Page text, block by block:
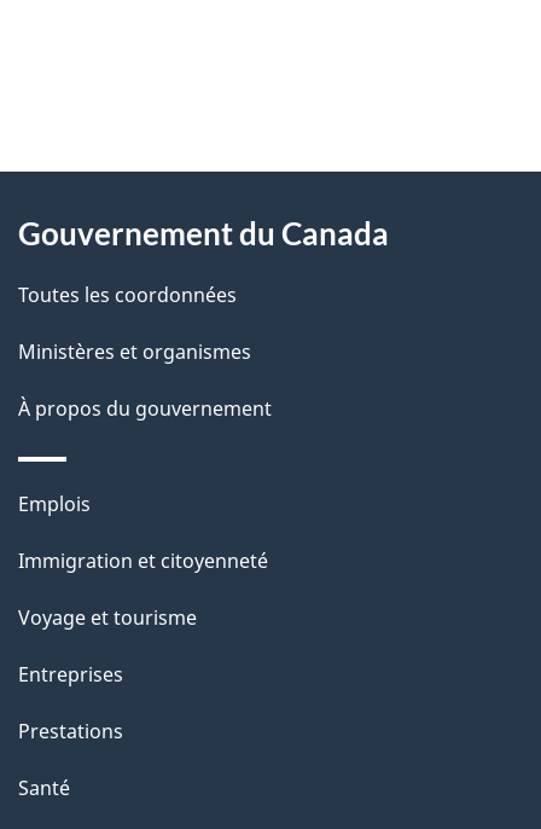
D
t
a
l
s
l
a
a
g
"
propos
ce
site
Gouvernement du Canada
Toutes les coordonnées
Ministères et organismes
À propos du gouvernement
Thèmes
sujets
Emplois
Immigration et citoyenneté
Voyage et tourisme
Entreprises
Prestations
Santé